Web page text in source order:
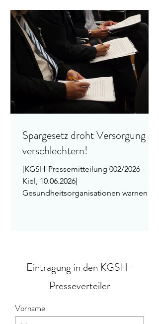
Spargesetz droht Versorgung zu
verschlechtern!
[KGSH-Pressemitteilung 002/2026 -
Kiel, 10.06.2026]
Gesundheitsorganisationen warnen
Folgen des geplanten GKV-
Beitragssatzstabilisierungsgesetzes.
Aus Sicht der Organisationen tragen
dazu bei, die gesetzliche
Eintragung in den KGSH-
Presseverteiler
Vorname